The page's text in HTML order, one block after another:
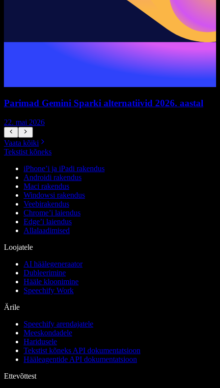
Parimad Gemini Sparki alternatiivid 2026. aastal
22. mai 2026
Vaata kõiki
Tekstist kõneks
iPhone’i ja iPadi rakendus
Androidi rakendus
Maci rakendus
Windowsi rakendus
Veebirakendus
Chrome’i laiendus
Edge’i laiendus
Allalaadimised
Loojatele
AI häälegeneraator
Dubleerimine
Hääle kloonimine
Speechify Work
Ärile
Speechify arendajatele
Meeskondadele
Haridusele
Tekstist kõneks API dokumentatsioon
Hääleagentide API dokumentatsioon
Ettevõttest